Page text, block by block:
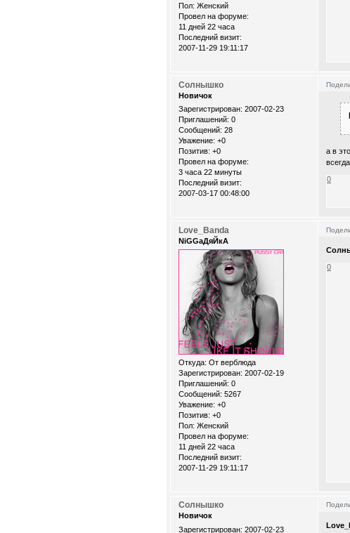
Пол: Женский
Провел на форуме:
11 дней 22 часа
Последний визит:
2007-11-29 19:11:17
Солнышко
Новичок
Зарегистрирован: 2007-02-23
Приглашений: 0
Сообщений: 28
Уважение: +0
Позитив: +0
Провел на форуме:
3 часа 22 минуты
Последний визит:
2007-03-17 00:48:00
а в
0
Love_Banda
NiGGaДяЙкА
Откуда: От верблюда
Зарегистрирован: 2007-02-19
Приглашений: 0
Сообщений: 5267
Уважение: +0
Позитив: +0
Пол: Женский
Провел на форуме:
11 дней 22 часа
Последний визит:
2007-11-29 19:11:17
0
Солнышко
Новичок
Зарегистрирован: 2007-02-23